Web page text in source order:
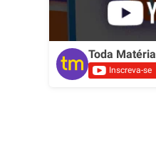
Toda Matéria
Inscreva-se